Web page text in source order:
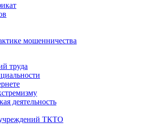
мошенничества
труда
деятельность
ТКТО